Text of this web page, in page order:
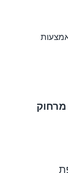
מרחוק